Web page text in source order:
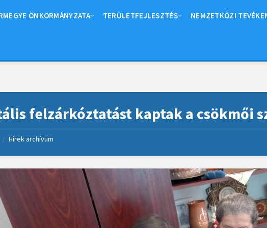
ÖNKORMÁNYZATA TERÜLETFEJLESZTÉS NEMZETKÖZI
felzárkóztatást kaptak a csökmői
/ Hírek archívum